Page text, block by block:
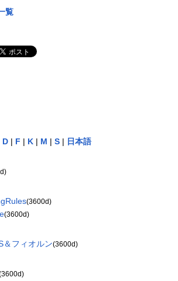
覧
D | F | K | M | S | 日本語
(3600d)
(3600d)
＆フィオルン(3600d)